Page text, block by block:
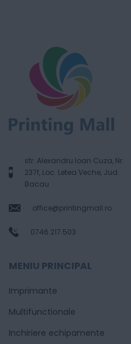
str. Alexandru Ioan Cuza, Nr.
237f, Loc. Letea Veche, Jud.
Bacau
office@printingmall.ro
0746.217.503
MENIU PRINCIPAL
Imprimante
Multifunctionale
Inchiriere echipamente